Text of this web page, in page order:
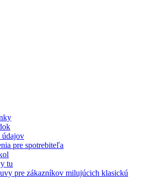
údajov
pre spotrebiteľa
tu
pre zákazníkov milujúcich klasickú